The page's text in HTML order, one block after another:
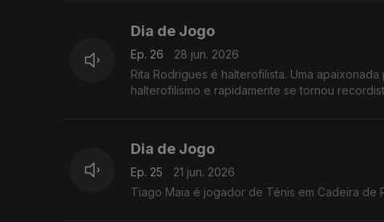
Dia de Jogo
Ep. 26
28 jun. 2026
Rita Rodrigues é halterofilista. Uma
halterofilismo e rapidamente se tornou
Dia de Jogo
Ep. 25
21 jun. 2026
Tiago Maia é jogador de Ténis em Cadeira de